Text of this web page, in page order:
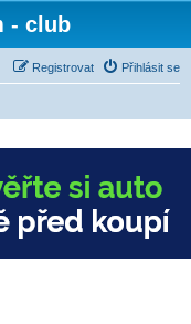
- club
Přihlásit se
Registrovat